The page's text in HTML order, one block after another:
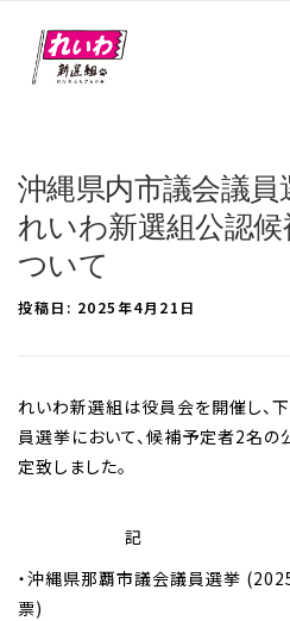
沖縄県内市議会議員
れいわ新選組公認
ついて
投稿日: 2025年4月21日
れいわ新選組は役員会を開催し、
員選挙において、候補予定者2名
定致しました。
記
・沖縄県那覇市議会議員選挙
票)